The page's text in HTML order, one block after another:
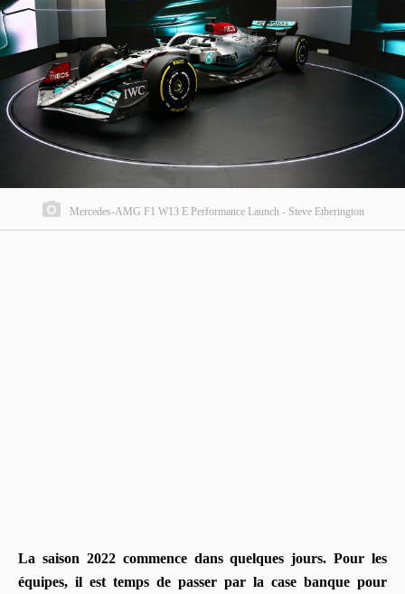
Mercedes-AMG F1 W13 E Performance Launch - Steve Etherington
La saison 2022 commence dans quelques jours. Pour les
équipes, il est temps de passer par la case banque pour